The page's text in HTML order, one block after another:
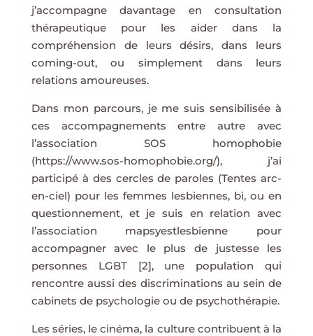
j’accompagne davantage en consultation
thérapeutique pour les aider dans la
compréhension de leurs désirs, dans leurs
coming-out, ou simplement dans leurs
relations amoureuses.
Dans mon parcours, je me suis sensibilisée à
ces accompagnements entre autre avec
l’association SOS homophobie
(https://www.sos-homophobie.org/), j’ai
participé à des cercles de paroles (Tentes arc-
en-ciel) pour les femmes lesbiennes, bi, ou en
questionnement, et je suis en relation avec
l’association mapsyestlesbienne pour
accompagner avec le plus de justesse les
personnes LGBT [2], une population qui
rencontre aussi des discriminations au sein de
cabinets de psychologie ou de psychothérapie.
Les séries, le cinéma, la culture contribuent à la